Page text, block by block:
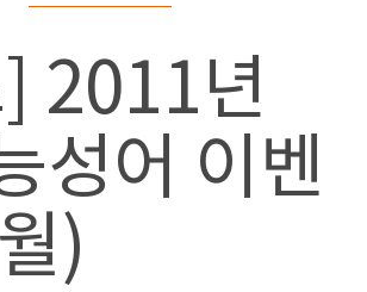
] 2011년
성어 이벤
)